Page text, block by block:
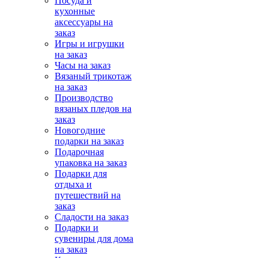
кухонные
аксессуары на
заказ
Игры и игрушки
на заказ
Часы на заказ
Вязаный трикотаж
на заказ
Производство
вязаных пледов на
заказ
Новогодние
подарки на заказ
Подарочная
упаковка на заказ
Подарки для
отдыха и
путешествий на
заказ
Сладости на заказ
Подарки и
сувениры для дома
на заказ